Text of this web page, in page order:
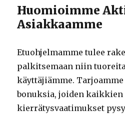
Huomioimme
Asiakkaamme
Etuohjelmamme tulee
palkitsemaan niin
käyttäjiämme.
bonuksia, joiden kaikkien
kierrätysvaatimukset